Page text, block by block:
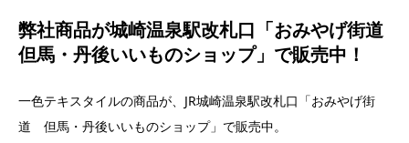
弊社商品が城崎温泉駅改札口「おみやげ街道
但馬・丹後いいものショップ」で販売中！
一色テキスタイルの商品が、JR城崎温泉駅改札口「おみやげ街
道 但馬・丹後いいものショップ」で販売中。